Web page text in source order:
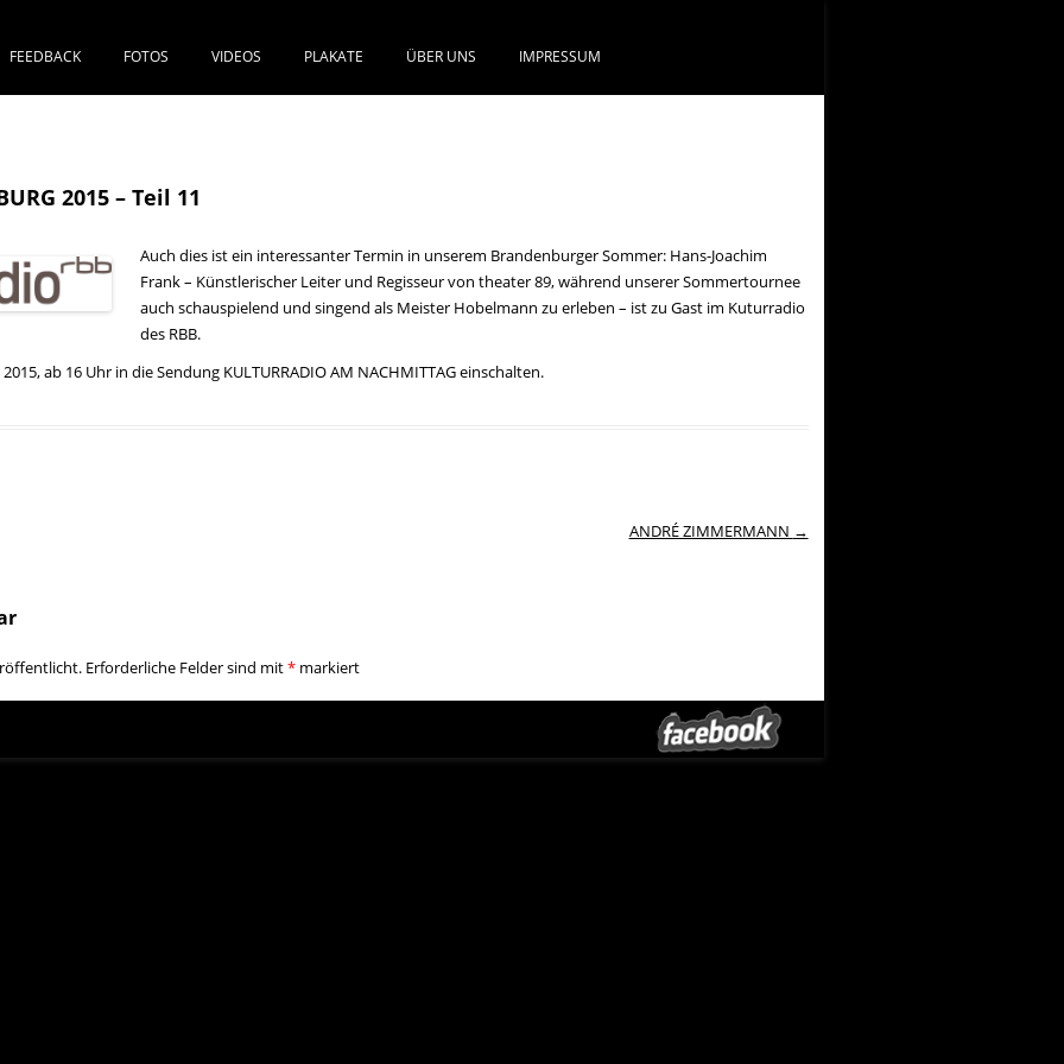
FEEDBACK FOTOS VIDEOS PLAKATE ÜBER UNS IMPRESSUM
2015 – Teil 11
Auch dies ist ein interessanter Termin in unserem Brandenburger Sommer: Hans-Joachim
Frank – Künstlerischer Leiter und Regisseur von theater 89, während unserer Sommertournee
auch schauspielend und singend als Meister Hobelmann zu erleben – ist zu Gast im Kuturradio
des RBB.
ab 16 Uhr in die Sendung KULTURRADIO AM NACHMITTAG einschalten.
ANDRÉ ZIMMERMANN →
Erforderliche Felder sind mit*markiert